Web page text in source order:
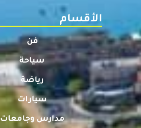
الأقسام
فن
سياحة
رياضة
سيارات
مدارس وجامعات